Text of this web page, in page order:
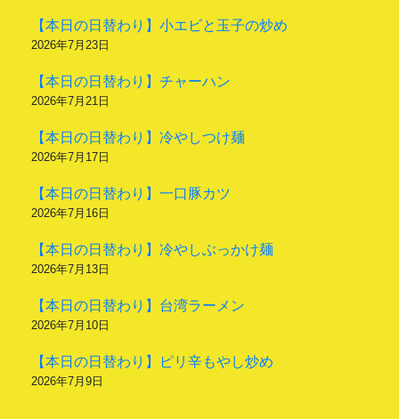
【本日の日替わり】小エビと玉子の炒め
2026年7月23日
【本日の日替わり】チャーハン
2026年7月21日
【本日の日替わり】冷やしつけ麺
2026年7月17日
【本日の日替わり】一口豚カツ
2026年7月16日
【本日の日替わり】冷やしぶっかけ麺
2026年7月13日
【本日の日替わり】台湾ラーメン
2026年7月10日
【本日の日替わり】ピリ辛もやし炒め
2026年7月9日